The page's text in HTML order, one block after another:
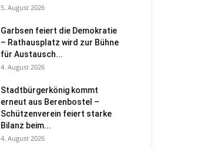
5. August 2026
Garbsen feiert die Demokratie
– Rathausplatz wird zur Bühne
für Austausch...
4. August 2026
Stadtbürgerkönig kommt
erneut aus Berenbostel –
Schützenverein feiert starke
Bilanz beim...
4. August 2026